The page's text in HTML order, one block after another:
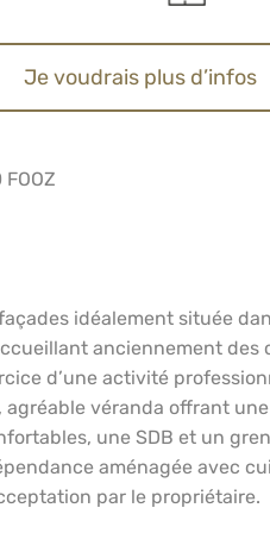
Je voudrais plus d’infos
idéalement située
anciennement
d’une activité
véranda offrant
une SDB et un
aménagée avec
par le propriétaire.